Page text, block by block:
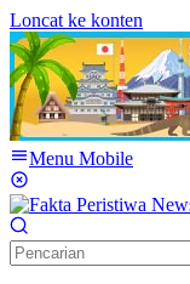
Loncat ke konten
Menu Mobile